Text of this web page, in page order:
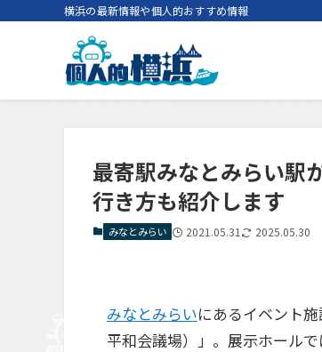
横浜の最新情報や個人的おすすめ情報
最寄駅みなとみらい駅
行き方も紹介します
みなとみらい 2021.05.31 2025.05.30
みなとみらいにあるイベント
平和会議場）」。展示ホール